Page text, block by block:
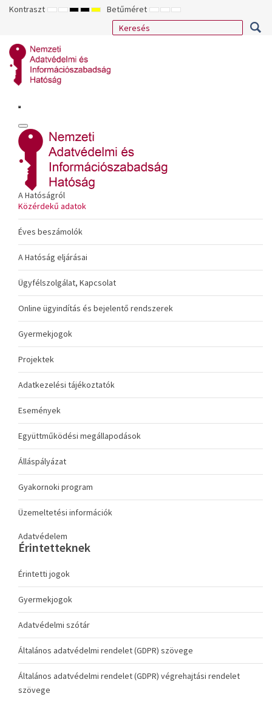
Kontraszt ALAPÉRTELMEZETT
ÉJSZAKAI
NAGY
KONTRASZTÚ
NAGY
KONTRASZTÚ
NAGY
KONTRASZTÚ
SÁRGA
FEKETE
Betűméret KISEBB
BETŰTÍPUS
ALAPÉRTELMEZETT
BETŰMÉRET
NAGYOBB
BETŰMÉRET
A Hatóságról
Közérdekű adatok
Éves beszámolók
A Hatóság eljárásai
Ügyfélszolgálat, Kapcsolat
Online ügyindítás és bejelentő rendszerek
Gyermekjogok
Projektek
Adatkezelési tájékoztatók
Események
Együttműködési megállapodások
Álláspályázat
Gyakornoki program
Üzemeltetési információk
Adatvédelem
Érintetteknek
Érintetti jogok
Gyermekjogok
Adatvédelmi szótár
Általános adatvédelmi rendelet (GDPR) szövege
Általános adatvédelmi rendelet (GDPR) végrehajtási rendelet
szövege